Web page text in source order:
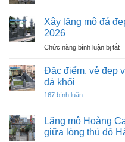
bình
luận
ở
Có
sư
tử
đá
trước
nhà
Đọc
kỹ
để
Xây lăng mộ đá
2026
Chức năng bình luận bị tắtở
Đặc điểm, vẻ đẹp
đá khối
167 bình luậnở
vẻ
đẹp
và
Lăng mộ Hoàng
giữa lòng thủ đô